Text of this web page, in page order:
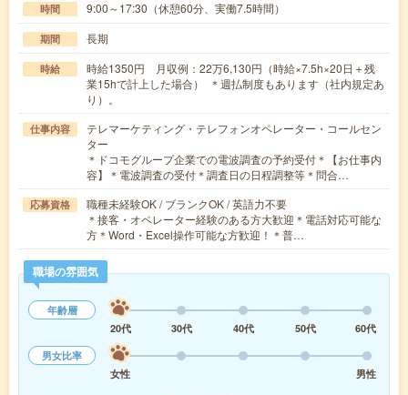
時間 9:00～17:30（休憩60分、実働7.5時間）
期間 長期
時給
時給1350円 月収例：22万6,130円（時給×7.5h×20日＋残
業15hで計上した場合） ＊週払制度もあります（社内規定あ
り）。
仕事内容
テレマーケティング・テレフォンオペレーター・コールセン
ター
＊ドコモグループ企業での電波調査の予約受付＊【お仕事内
容】＊電波調査の受付＊調査日の日程調整等＊問合…
応募資格
職種未経験OK / ブランクOK / 英語力不要
＊接客・オペレーター経験のある方大歓迎＊電話対応可能な
方＊Word・Excel操作可能な方歓迎！＊普…
職場の雰囲気
年齢層
20代
30代 40代 50代
60代
男女比率
女性
男性